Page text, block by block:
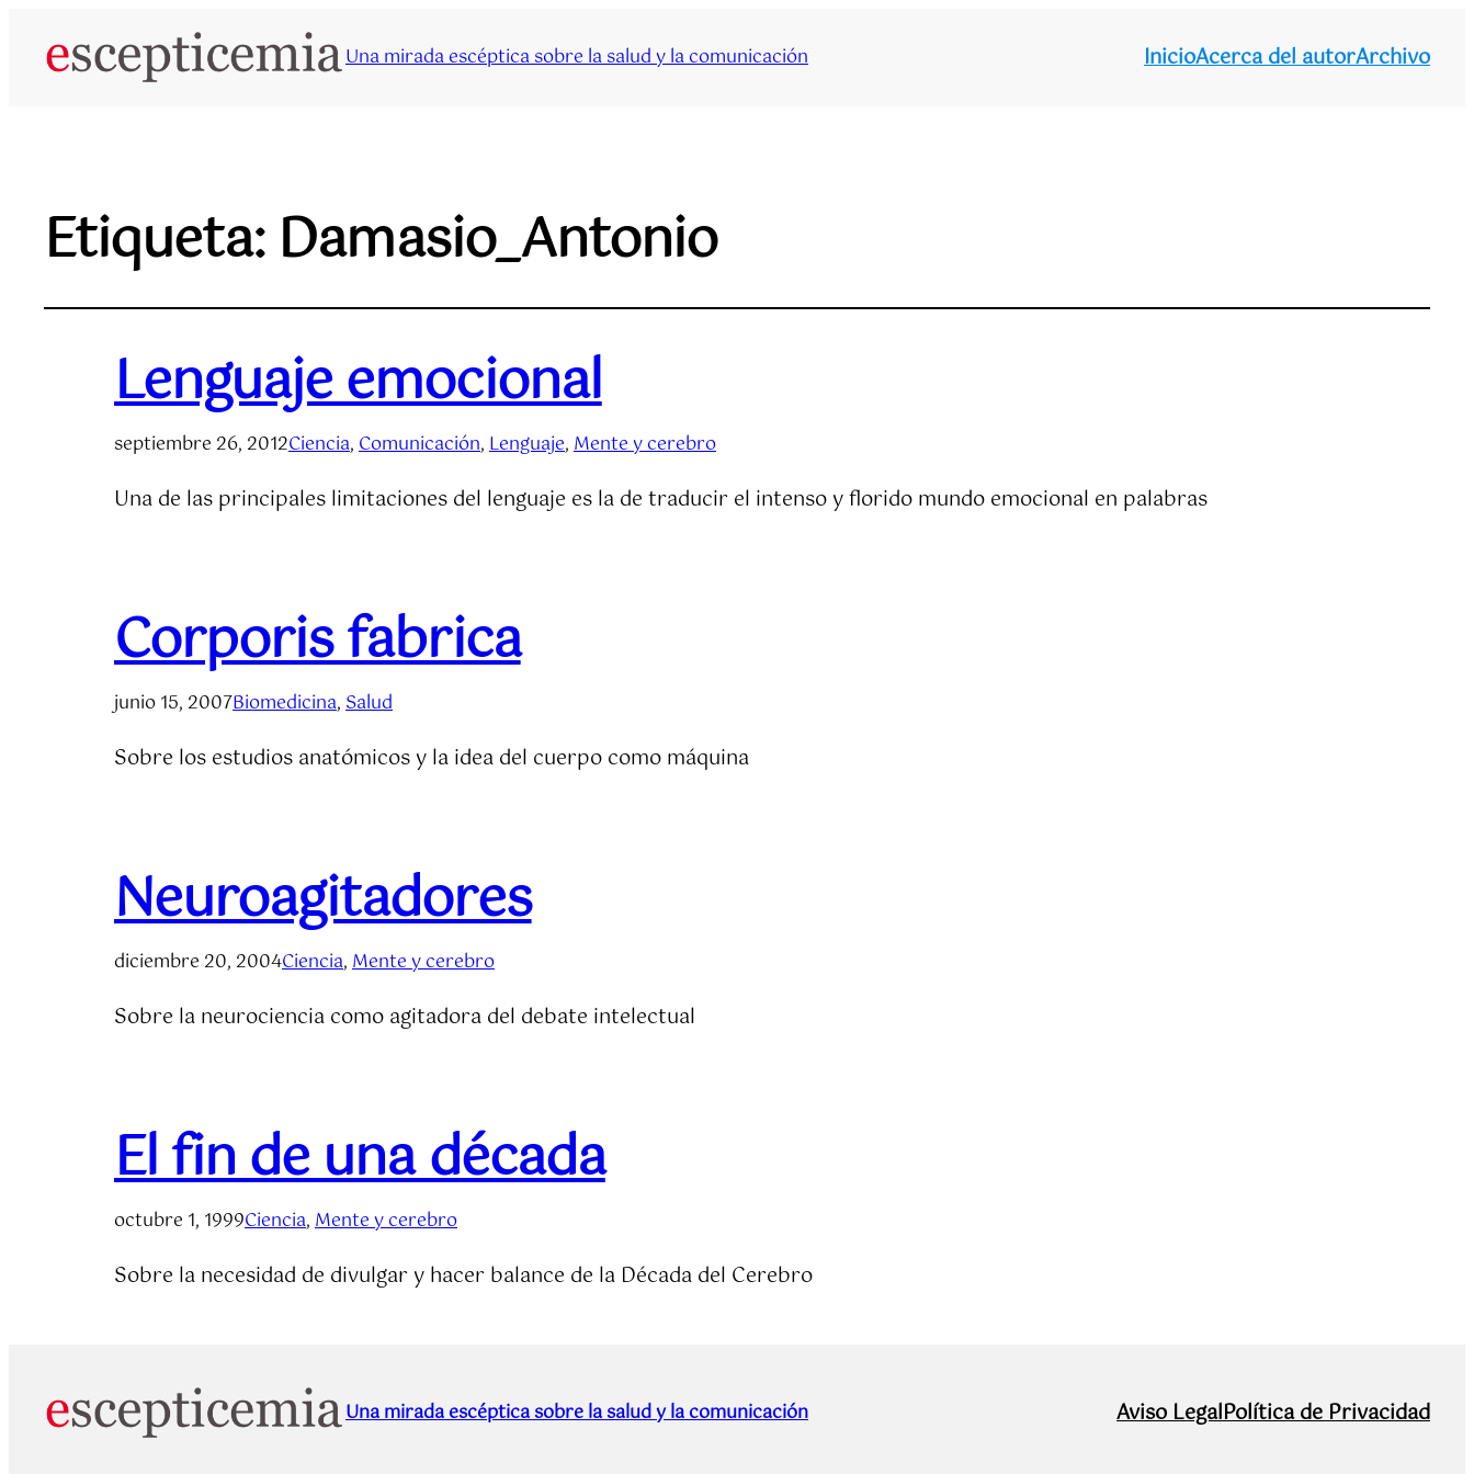
Una mirada escéptica sobre la salud y la comunicación InicioAcerca del autorArchivo
Etiqueta: Damasio_Antonio
Lenguaje emocional
septiembre 26, 2012Ciencia, Comunicación, Lenguaje, Mente y cerebro
Una de las principales limitaciones del lenguaje es la de traducir el intenso y florido mundo emocional en palabras
Corporis fabrica
junio 15, 2007Biomedicina, Salud
Sobre los estudios anatómicos y la idea del cuerpo como máquina
Neuroagitadores
diciembre 20, 2004Ciencia, Mente y cerebro
Sobre la neurociencia como agitadora del debate intelectual
El fin de una década
octubre 1, 1999Ciencia, Mente y cerebro
Sobre la necesidad de divulgar y hacer balance de la Década del Cerebro
Una mirada escéptica sobre la salud y la comunicación Aviso LegalPolítica de Privacidad